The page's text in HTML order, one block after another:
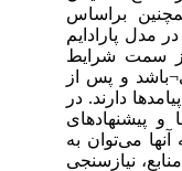
براساس
مدل پارادایم
از سمت شرایط
و پس از
دارند. در
پیشنهادهای
می‌توان به
نیازسنجی